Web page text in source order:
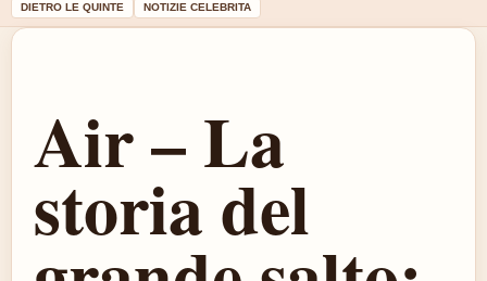
DIETRO LE QUINTE
NOTIZIE CELEBRITA
Air – La
storia del